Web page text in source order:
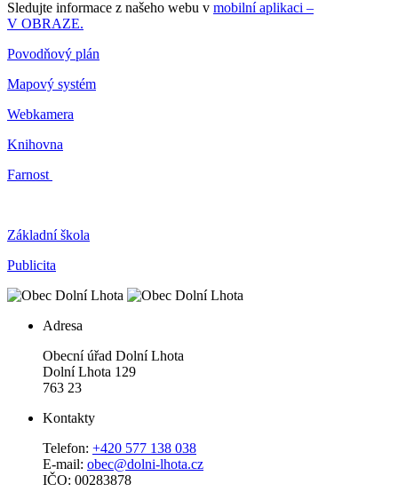
Sledujte informace z našeho webu v mobilní aplikaci –
V OBRAZE.
Povodňový plán
Mapový systém
Webkamera
Knihovna
Farnost
Základní škola
Publicita
Adresa
Obecní úřad Dolní Lhota
Dolní Lhota 129
763 23
Kontakty
Telefon: +420 577 138 038
E-mail: obec@dolni-lhota.cz
IČO: 00283878